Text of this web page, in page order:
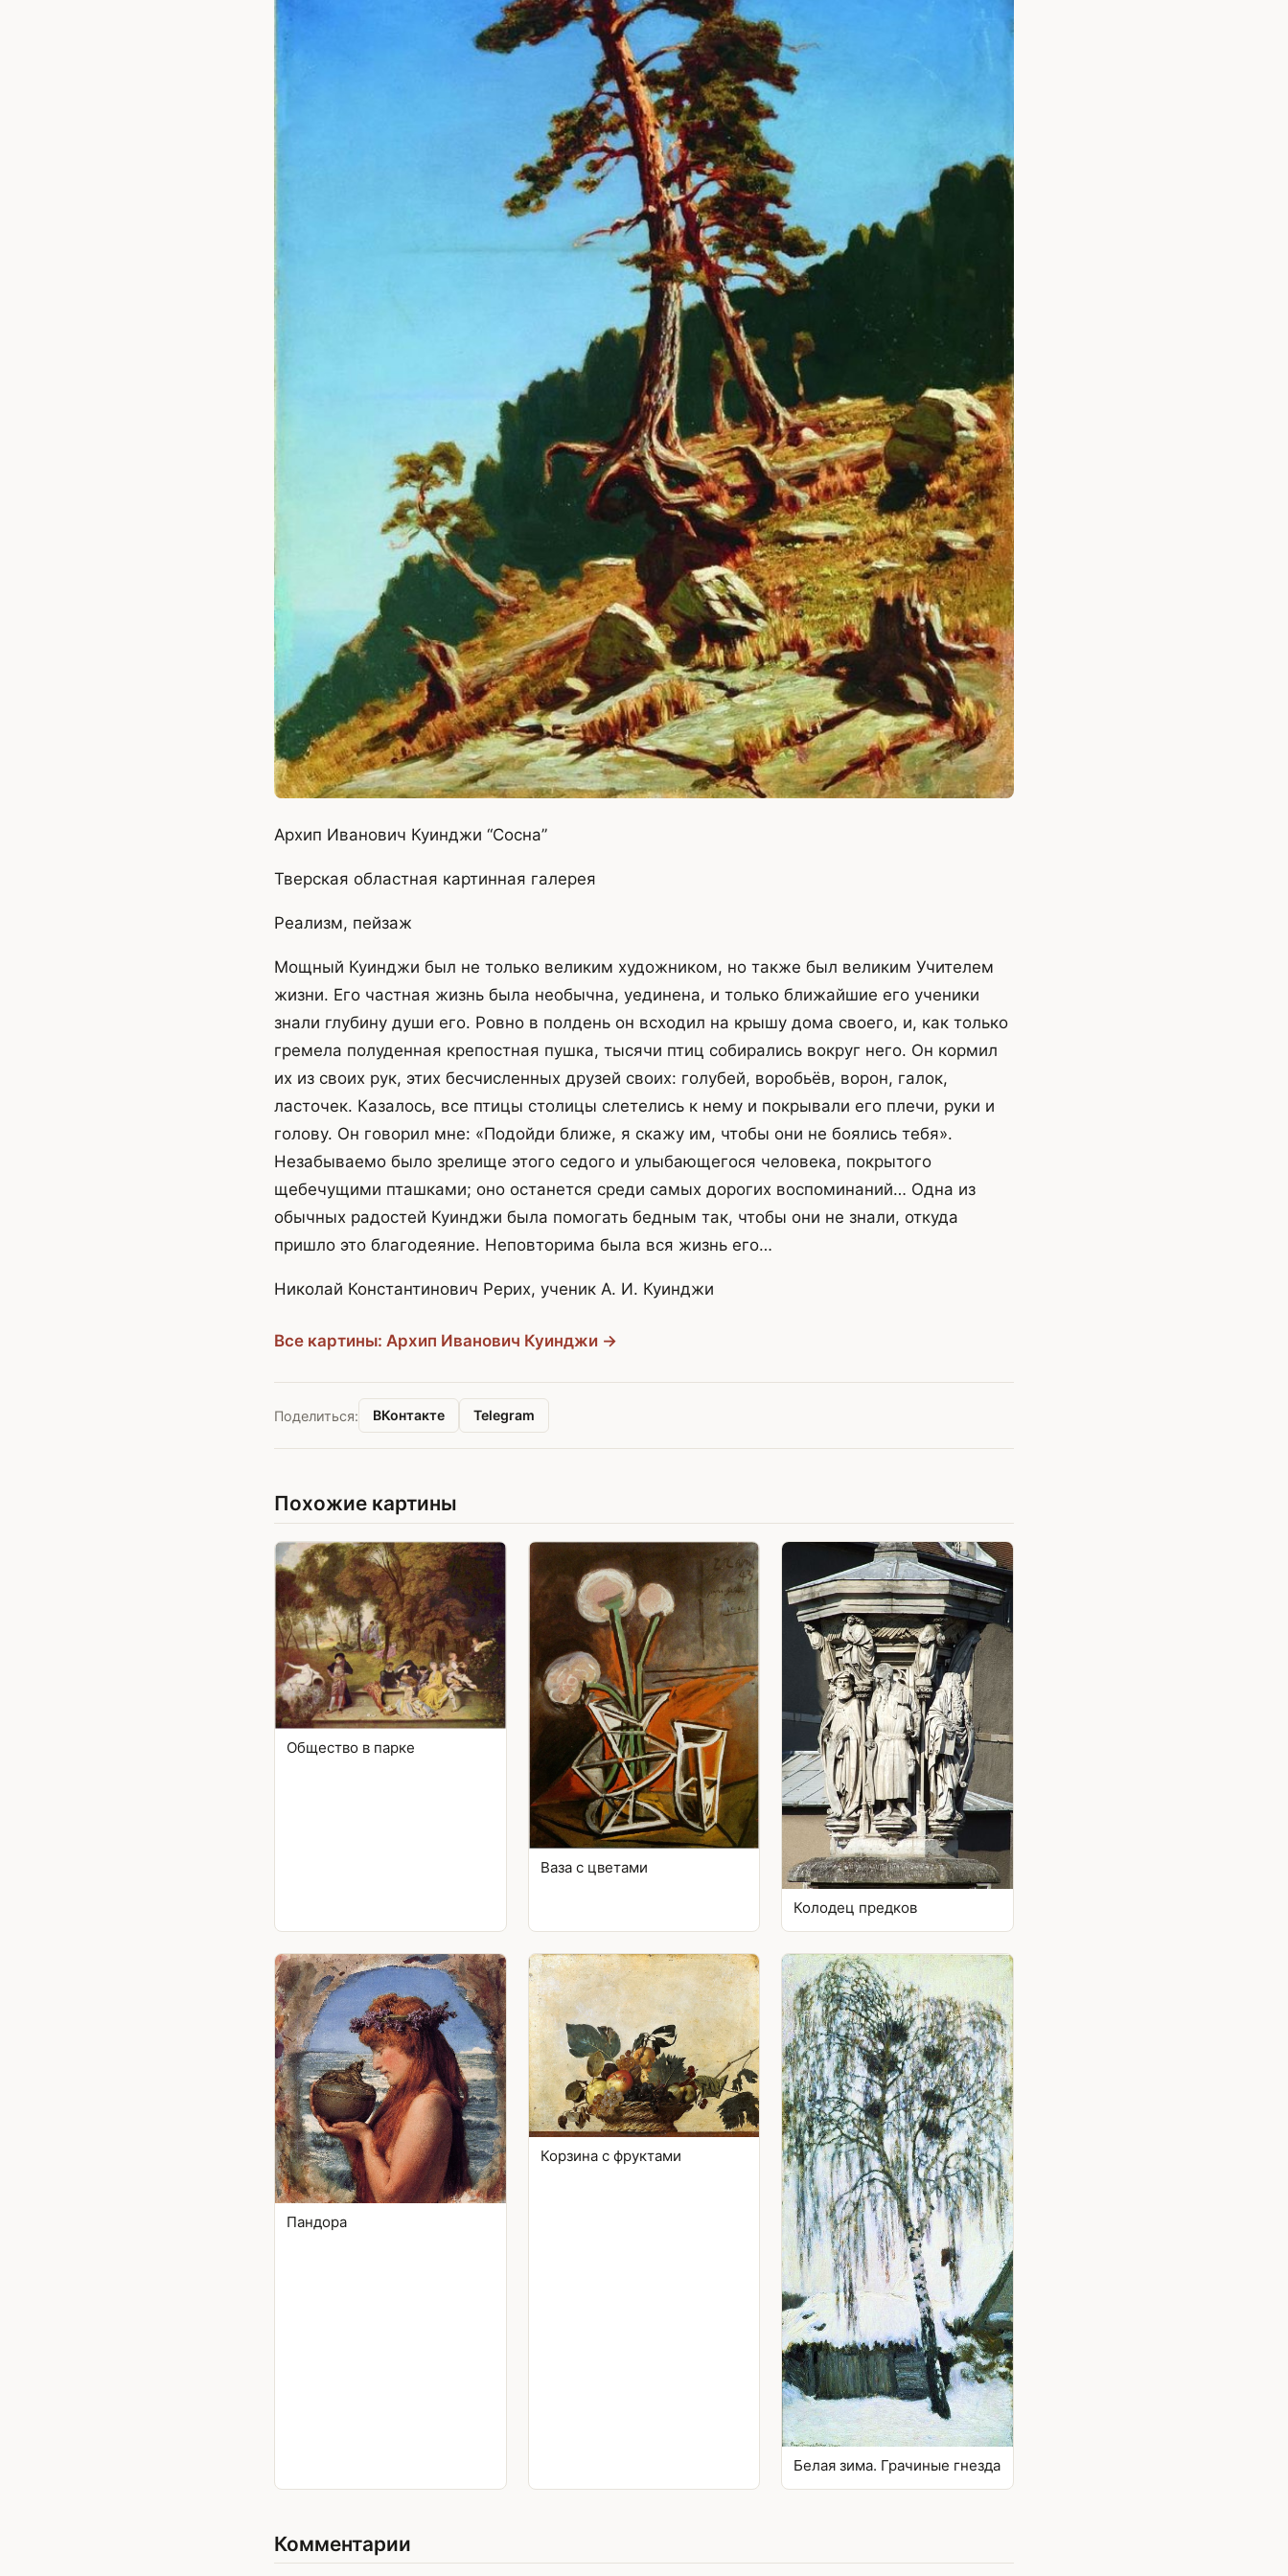
Архип Иванович Куинджи “Сосна”
Тверская областная картинная галерея
Реализм, пейзаж
Мощный Куинджи был не только великим художником, но также был великим Учителем
жизни. Его частная жизнь была необычна, уединена, и только ближайшие его ученики
знали глубину души его. Ровно в полдень он всходил на крышу дома своего, и, как только
гремела полуденная крепостная пушка, тысячи птиц собирались вокруг него. Он кормил
их из своих рук, этих бесчисленных друзей своих: голубей, воробьёв, ворон, галок,
ласточек. Казалось, все птицы столицы слетелись к нему и покрывали его плечи, руки и
голову. Он говорил мне: «Подойди ближе, я скажу им, чтобы они не боялись тебя».
Незабываемо было зрелище этого седого и улыбающегося человека, покрытого
щебечущими пташками; оно останется среди самых дорогих воспоминаний… Одна из
обычных радостей Куинджи была помогать бедным так, чтобы они не знали, откуда
пришло это благодеяние. Неповторима была вся жизнь его…
Николай Константинович Рерих, ученик А. И. Куинджи
Все картины: Архип Иванович Куинджи →
Поделиться: ВКонтакте Telegram
Похожие картины
Общество в парке
Ваза с цветами
Колодец предков
Пандора
Корзина с фруктами
Белая зима. Грачиные гнезда
Комментарии